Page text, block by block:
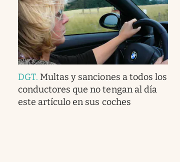
DGT. Multas y sanciones a todos los
conductores que no tengan al día
este artículo en sus coches